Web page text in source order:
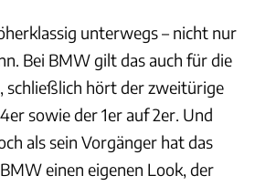
unterwegs – nicht nur
Bei BMW gilt das auch für die
schließlich hört der zweitürige
sowie der 1er auf 2er. Und
als sein Vorgänger hat das
einen eigenen Look, der